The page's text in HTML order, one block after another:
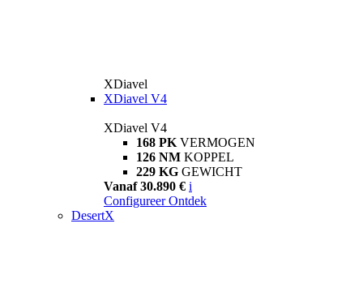
XDiavel
XDiavel V4
XDiavel V4
168 PK VERMOGEN
126 NM KOPPEL
229 KG GEWICHT
Vanaf 30.890 € i
Configureer Ontdek
DesertX